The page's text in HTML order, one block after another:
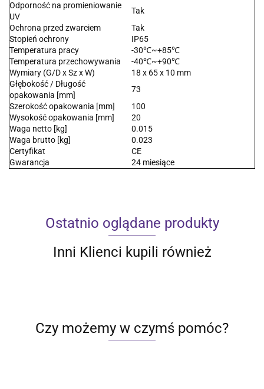
Odporność na promieniowanie
UV
Tak
Ochrona przed zwarciem
Tak
Stopień ochrony
IP65
Temperatura pracy
-30℃~+85℃
Temperatura przechowywania
-40℃~+90℃
Wymiary (G/D x Sz x W)
18 x 65 x 10 mm
Głębokość / Długość
opakowania [mm]
73
Szerokość opakowania [mm]
100
Wysokość opakowania [mm]
20
Waga netto [kg]
0.015
Waga brutto [kg]
0.023
Certyfikat
CE
Gwarancja
24 miesiące
Ostatnio oglądane produkty
Inni Klienci kupili również
Czy możemy w czymś pomóc?